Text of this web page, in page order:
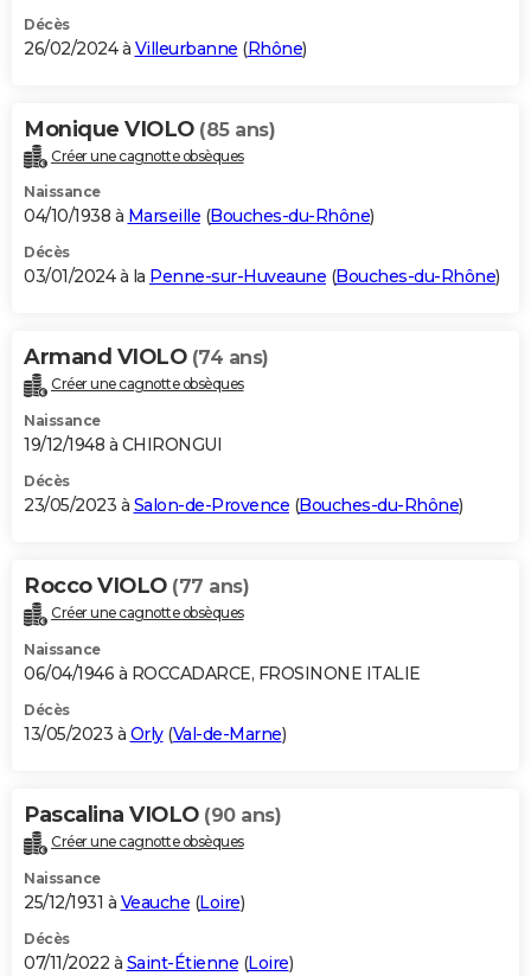
Décès
26/02/2024 à Villeurbanne (Rhône)
Monique VIOLO (85 ans)
Créer une cagnotte obsèques
Naissance
04/10/1938 à Marseille (Bouches-du-Rhône)
Décès
03/01/2024 à la Penne-sur-Huveaune (Bouches-du-Rhône)
Armand VIOLO (74 ans)
Créer une cagnotte obsèques
Naissance
19/12/1948 à CHIRONGUI
Décès
23/05/2023 à Salon-de-Provence (Bouches-du-Rhône)
Rocco VIOLO (77 ans)
Créer une cagnotte obsèques
Naissance
06/04/1946 à ROCCADARCE, FROSINONE ITALIE
Décès
13/05/2023 à Orly(Val-de-Marne)
Pascalina VIOLO (90 ans)
Créer une cagnotte obsèques
Naissance
25/12/1931 à Veauche (Loire)
Décès
07/11/2022 à Saint-Étienne (Loire)